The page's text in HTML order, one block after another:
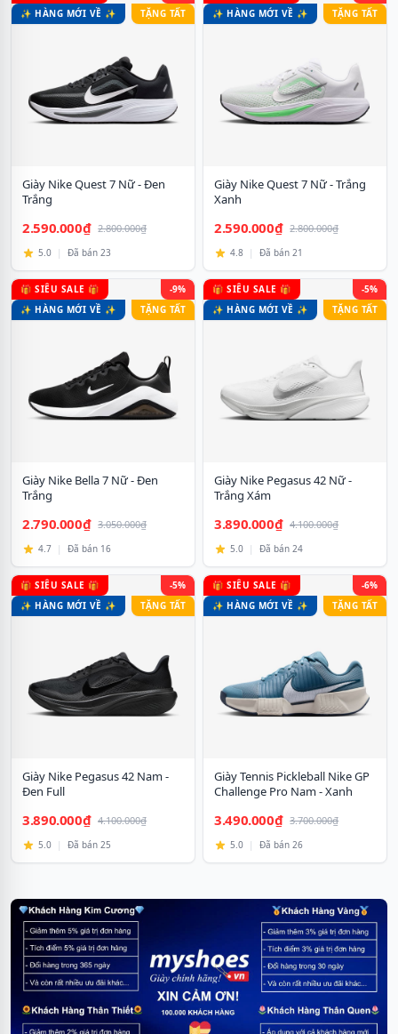
✨ HÀNG MỚI VỀ ✨
TẶNG TẤT
Giày Nike Quest 7 Nữ - Đen
Trắng
2.590.000₫ 2.800.000₫
5.0 | Đã bán 23
✨ HÀNG MỚI VỀ ✨
TẶNG TẤT
Giày Nike Quest 7 Nữ - Trắng
Xanh
2.590.000₫ 2.800.000₫
4.8 | Đã bán 21
🎁 SIÊU SALE 🎁
✨ HÀNG MỚI VỀ ✨
-9%
TẶNG TẤT
Giày Nike Bella 7 Nữ - Đen
Trắng
2.790.000₫ 3.050.000₫
4.7 | Đã bán 16
🎁 SIÊU SALE 🎁
✨ HÀNG MỚI VỀ ✨
-5%
TẶNG TẤT
Giày Nike Pegasus 42 Nữ -
Trắng Xám
3.890.000₫ 4.100.000₫
5.0 | Đã bán 24
🎁 SIÊU SALE 🎁
✨ HÀNG MỚI VỀ ✨
-5%
TẶNG TẤT
Giày Nike Pegasus 42 Nam -
Đen Full
3.890.000₫ 4.100.000₫
5.0 | Đã bán 25
🎁 SIÊU SALE 🎁
✨ HÀNG MỚI VỀ ✨
-6%
TẶNG TẤT
Giày Tennis Pickleball Nike GP
Challenge Pro Nam - Xanh
3.490.000₫ 3.700.000₫
5.0 | Đã bán 26